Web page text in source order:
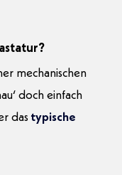
mechanischen
doch einfach
dastypische